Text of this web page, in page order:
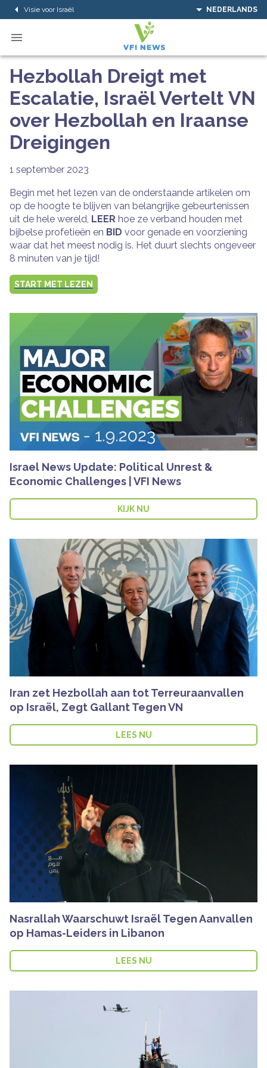
Visie voor Israël NEDERLANDS
Hezbollah Dreigt met
Escalatie, Israël Vertelt VN
over Hezbollah en Iraanse
Dreigingen
1 september 2023
Begin met het lezen van de onderstaande artikelen om
op de hoogte te blijven van belangrijke gebeurtenissen
uit de hele wereld, LEER hoe ze verband houden met
bijbelse profetieën en BID voor genade en voorziening
waar dat het meest nodig is. Het duurt slechts ongeveer
8 minuten van je tijd!
START MET LEZEN
Israel News Update: Political Unrest &
Economic Challenges | VFI News
KIJK NU
Iran zet Hezbollah aan tot Terreuraanvallen
op Israël, Zegt Gallant Tegen VN
LEES NU
Nasrallah Waarschuwt Israël Tegen Aanvallen
op Hamas-Leiders in Libanon
LEES NU